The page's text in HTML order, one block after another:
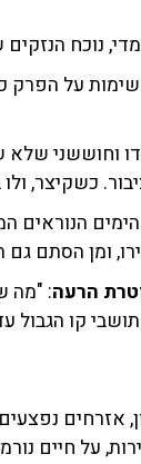
הנזקים
על הפרק
וחוששני
כשקיצר,
הימים
ומן הסתם גם
הרעה: "מה
קו הגבול
אזרחים
על חיים